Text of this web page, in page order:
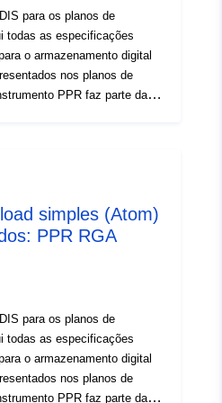
para os planos de
todas as especificações
o armazenamento digital
nos planos de
PPR faz parte da
grandes riscos. O
é da responsabilidade do
simples (Atom)
PPR RGA
para os planos de
todas as especificações
o armazenamento digital
nos planos de
PPR faz parte da